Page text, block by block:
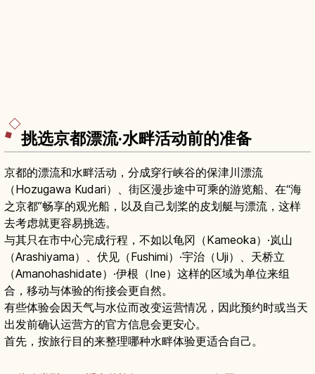
挑选京都漂流·水畔活动前的准备
京都的漂流和水畔活动，分成穿行峡谷的保津川漂流
（Hozugawa Kudari）、街区漫步途中可乘的游览船、在“海
之京都”畅享的观光船，以及自己划桨的皮划艇与漂流，这样
去考虑就更容易挑选。
与其只在市中心完成行程，不如以龟冈（Kameoka）·岚山
（Arashiyama）、伏见（Fushimi）·宇治（Uji）、天桥立
（Amanohashidate）·伊根（Ine）这样的区域为单位来组
合，移动与体验的衔接会更自然。
有些体验会因天气与水位而改变运营情况，因此预约时或当天
出发前确认运营方的官方信息会更安心。
首先，按旅行目的来整理哪种水畔体验更适合自己。